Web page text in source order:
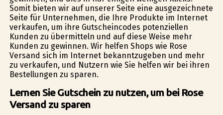
Somit bieten wir auf unserer Seite eine ausgezeichnete
Seite für Unternehmen, die Ihre Produkte im Internet
verkaufen, um ihre Gutscheincodes potenziellen
Kunden zu übermitteln und auf diese Weise mehr
Kunden zu gewinnen. Wir helfen Shops wie Rose
Versand sich im Internet bekanntzugeben und mehr
zu verkaufen, und Nutzern wie Sie helfen wir bei ihren
Bestellungen zu sparen.
Lernen Sie Gutschein zu nutzen, um bei Rose
Versand zu sparen